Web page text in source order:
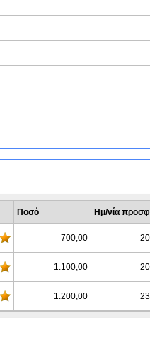
Ποσό Ημ/νία
700,00
1.100,00
1.200,00